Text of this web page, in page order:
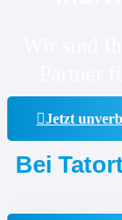
Jetzt
Bei